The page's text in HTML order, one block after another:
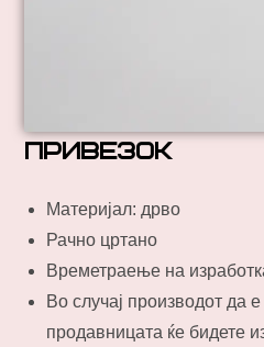
привезок
Материјал: дрво
Рачно цртано
Времетраење на
Во случај производот да
продавницата ќе бидете